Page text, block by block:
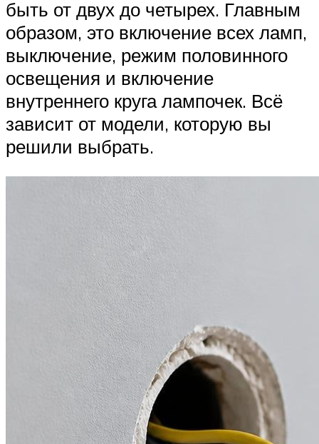
быть от двух до четырех. Главным
образом, это включение всех ламп,
выключение, режим половинного
освещения и включение
внутреннего круга лампочек. Всё
зависит от модели, которую вы
решили выбрать.